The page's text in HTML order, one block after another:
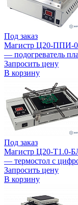
Под заказ
Магистр Ц20-ППИ-
— подогреватель
Запросить цену
В корзину
Под заказ
Магистр Ц20-T1.0-
— термостол с
Запросить цену
В корзину